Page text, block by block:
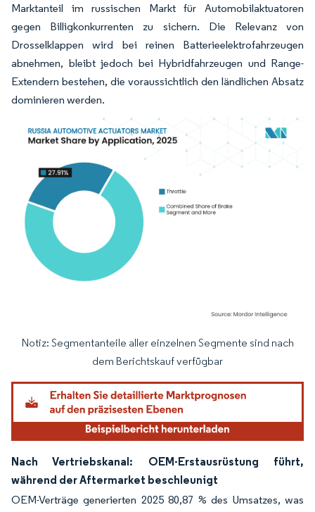
Marktanteil im russischen Markt für Automobilaktuatoren
gegen Billigkonkurrenten zu sichern. Die Relevanz von
Drosselklappen wird bei reinen Batterieelektrofahrzeugen
abnehmen, bleibt jedoch bei Hybridfahrzeugen und Range-
Extendern bestehen, die voraussichtlich den ländlichen Absatz
dominieren werden.
Bild © Mordor Intelligence. Wiederverwendung erfordert Namensnennung
Notiz: Segmentanteile aller einzelnen Segmente sind nach
dem Berichtskauf verfügbar
Nach Vertriebskanal: OEM-Erstausrüstung führt,
während der Aftermarket beschleunigt
OEM-Verträge generierten 2025 80,87 % des Umsatzes, was